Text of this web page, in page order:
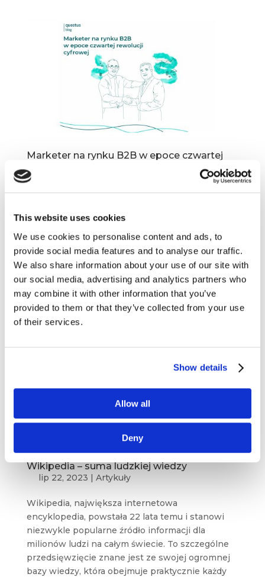
This website uses cookies
We use cookies to personalise content and ads, to
provide social media features and to analyse our traffic.
We also share information about your use of our site with
our social media, advertising and analytics partners who
may combine it with other information that you’ve
provided to them or that they’ve collected from your use
of their services.
Show details
Allow all
Deny
Marketer na rynku B2B w epoce czwartej
Ludzie,
Marketer na rynku B2B w epoce czwartej
cyfrowa kształtuje naszą rzeczywistość, wywiera
ogromny wpływ na zwyczaje klientów, a tym
samym na ekosystem marketingowy.
W ostatnich latach granica między marketingiem
B2B...
Wikipedia – suma ludzkiej wiedzy
lip 22, 2023 | Artykuły
Wikipedia, największa internetowa
encyklopedia, powstała 22 lata temu i stanowi
niezwykle popularne źródło informacji dla
milionów ludzi na całym świecie. To szczególne
przedsięwzięcie znane jest ze swojej ogromnej
bazy wiedzy, która obejmuje praktycznie każdy